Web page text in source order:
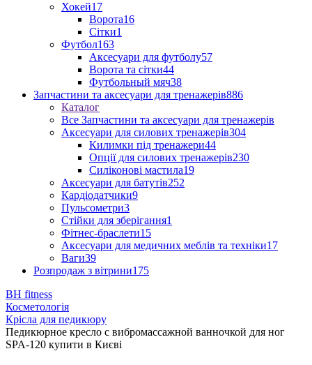
Хокей17
Ворота16
Сітки1
Футбол163
Аксесуари для футболу57
Ворота та сітки44
Футбольный мяч38
Запчастини та аксесуари для тренажерів886
Каталог
Все Запчастини та аксесуари для тренажерів
Аксесуари для силових тренажерів304
Килимки під тренажери44
Опції для силових тренажерів230
Силіконові мастила19
Аксесуари для батутів252
Кардіодатчики9
Пульсометри3
Стійки для зберігання1
Фітнес-браслети15
Аксесуари для медичних меблів та техніки17
Ваги39
Розпродаж з вітрини175
BH fitness
Косметологія
Крісла для педикюру
Педикюрное кресло с вибромассажной ванночкой для ног
SPA-120 купити в Києві